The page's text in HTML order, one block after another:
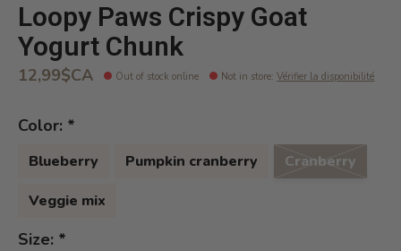
Loopy Paws Crispy Goat
Yogurt Chunk
12,99$CA Out of stock online Not in store:Vérifier la disponibilité
Color: *
Blueberry Pumpkin cranberry
Cranberry
Veggie mix
Size: *